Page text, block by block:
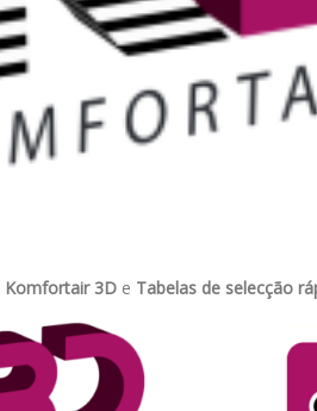
Komfortair 3D e Tabelas de selecção